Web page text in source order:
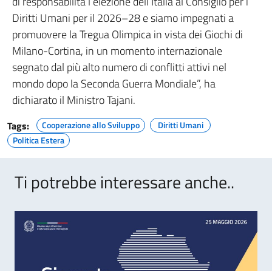
Diritti Umani per il 2026–28 e siamo impegnati a
promuovere la Tregua Olimpica in vista dei Giochi di
Milano-Cortina, in un momento internazionale
segnato dal più alto numero di conflitti attivi nel
mondo dopo la Seconda Guerra Mondiale”, ha
dichiarato il Ministro Tajani.
Tags: Cooperazione allo Sviluppo
Diritti Umani
Politica Estera
Ti potrebbe interessare anche..